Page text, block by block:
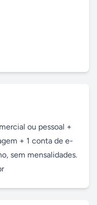
ou pessoal +
+ 1 conta de e-
sem mensalidades.